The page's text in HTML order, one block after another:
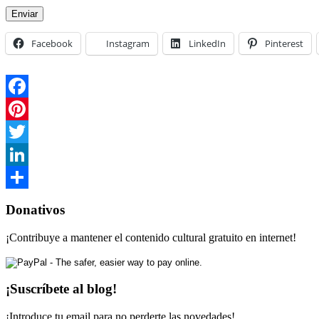
Enviar
Facebook Instagram LinkedIn Pinterest
Facebook
Pinterest
Twitter
LinkedIn
Donativos
¡Contribuye a mantener el contenido cultural gratuito en internet!
¡Suscríbete al blog!
¡Introduce tu email para no perderte las novedades!